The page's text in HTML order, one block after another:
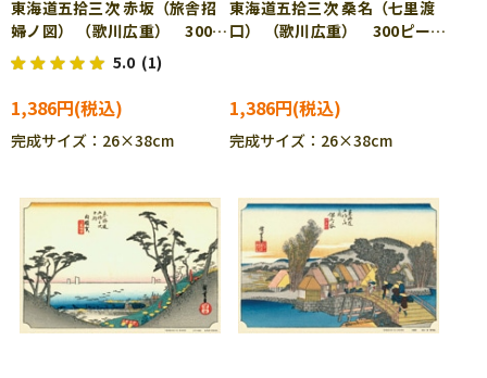
東海道五拾三次 赤坂（旅舎招
婦ノ図） （歌川広重） 300ピ
ース ジグソーパズル CUT-
300-071
5.0 (1)
1,386円
完成サイズ：26×38cm
東海道五拾三次 桑名（七里渡
口） （歌川広重） 300ピー
1,386円
完成サイズ：26×38cm